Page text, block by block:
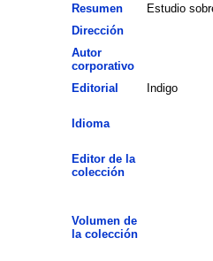
Resumen
Estudio
Dirección
Autor
corporativo
Editorial Indigo
Idioma
Editor de la
colección
Volumen de
la colección